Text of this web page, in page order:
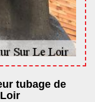
tubage de